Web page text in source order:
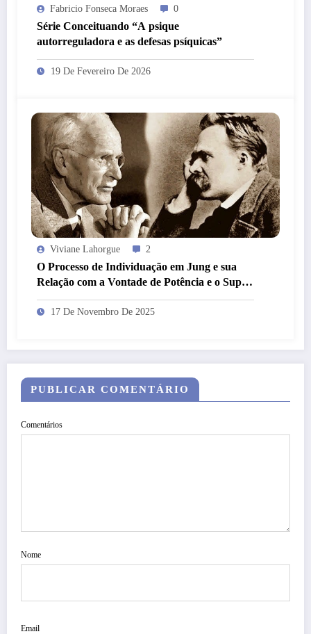
Fabricio Fonseca Moraes 0
Série Conceituando “A psique
autorreguladora e as defesas psíquicas”
19 De Fevereiro De 2026
Viviane Lahorgue 2
O Processo de Individuação em Jung e sua
Relação com a Vontade de Potência e o Super-
Homem em Nietzsche
17 De Novembro De 2025
PUBLICAR COMENTÁRIO
Comentários
Nome
Email